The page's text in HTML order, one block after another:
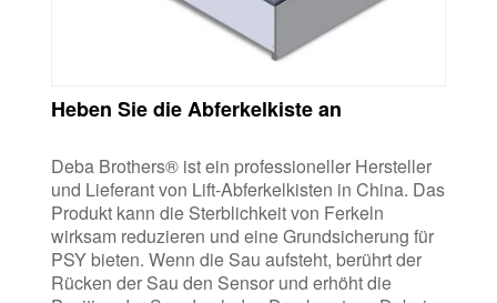
Heben Sie die Abferkelkiste an
Deba Brothers® ist ein professioneller Hersteller
und Lieferant von Lift-Abferkelkisten in China. Das
Produkt kann die Sterblichkeit von Ferkeln
wirksam reduzieren und eine Grundsicherung für
PSY bieten. Wenn die Sau aufsteht, berührt der
Rücken der Sau den Sensor und erhöht die